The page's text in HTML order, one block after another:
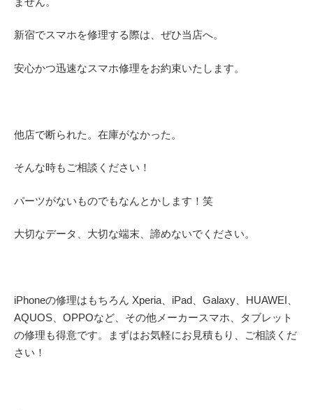
新宿でスマホを修理する際は、ぜひ当店へ。
安心かつ迅速なスマホ修理をお約束いたします。
他店で断られた。在庫がなかった。
そんな時もご相談ください！
パーツがないものでもなんとかします！笑
大切なデータ、大切な端末、諦めないでください。
iPhoneの修理はもちろん Xperia、iPad、Galaxy、HUAWEI、
AQUOS、OPPOなど、その他メーカースマホ、タブレット
の修理も得意です。まずはお気軽にお見積もり、ご相談くだ
さい！